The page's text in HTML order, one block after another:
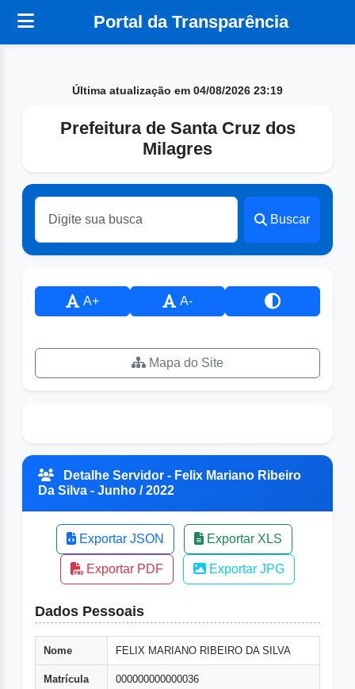
Portal da Transparência
Última atualização em 04/08/2026 23:19
Prefeitura de Santa Cruz dos
Milagres
Buscar
A+ A-
Mapa do Site
Detalhe Servidor - Felix Mariano Ribeiro
Da Silva - Junho / 2022
Exportar JSON Exportar XLS
Exportar PDF Exportar JPG
Dados Pessoais
Nome FELIX MARIANO RIBEIRO DA SILVA
Matrícula 000000000000036